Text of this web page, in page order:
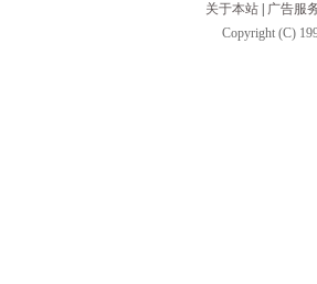
关于本站
广告服
Copyright (C)